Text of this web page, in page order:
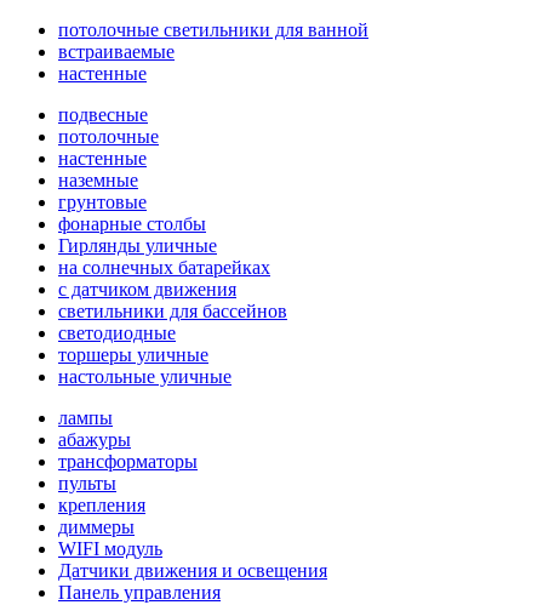
потолочные светильники для ванной
встраиваемые
настенные
подвесные
потолочные
настенные
наземные
грунтовые
фонарные столбы
Гирлянды уличные
на солнечных батарейках
с датчиком движения
светильники для бассейнов
светодиодные
торшеры уличные
настольные уличные
лампы
абажуры
трансформаторы
пульты
крепления
диммеры
WIFI модуль
Датчики движения и освещения
Панель управления